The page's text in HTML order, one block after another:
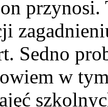
przynosi.
Sedno
w